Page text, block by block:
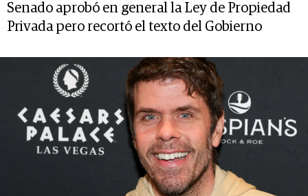
Senado aprobó en general la Ley de Propiedad
Privada pero recortó el texto del Gobierno